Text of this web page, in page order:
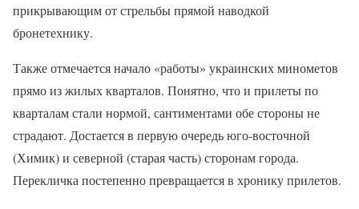
прикрывающим от стрельбы прямой наводкой
бронетехнику.
Также отмечается начало «работы» украинских минометов
прямо из жилых кварталов. Понятно, что и прилеты по
кварталам стали нормой, сантиментами обе стороны не
страдают. Достается в первую очередь юго-восточной
(Химик) и северной (старая часть) сторонам города.
Перекличка постепенно превращается в хронику прилетов.